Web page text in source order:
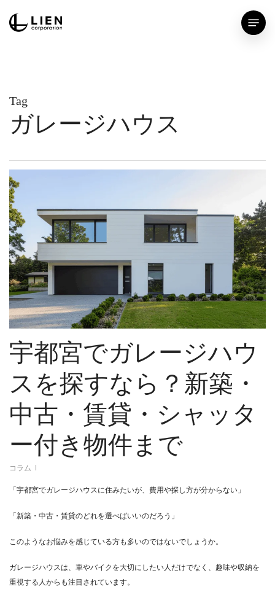
Menu
Tag
ガレージハウス
宇都宮でガレージハウ
スを探すなら？新築・
中古・賃貸・シャッタ
ー付き物件まで
コラム
「宇都宮でガレージハウスに住みたいが、費用や探し方が分からない」
「新築・中古・賃貸のどれを選べばいいのだろう」
このようなお悩みを感じている方も多いのではないでしょうか。
ガレージハウスは、車やバイクを大切にしたい人だけでなく、趣味や収納を
重視する人からも注目されています。